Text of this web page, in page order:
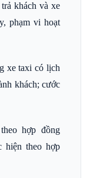
khách và xe
phạm vi hoạt
xe taxi có lịch
khách; cước
hợp đồng
hiện theo hợp